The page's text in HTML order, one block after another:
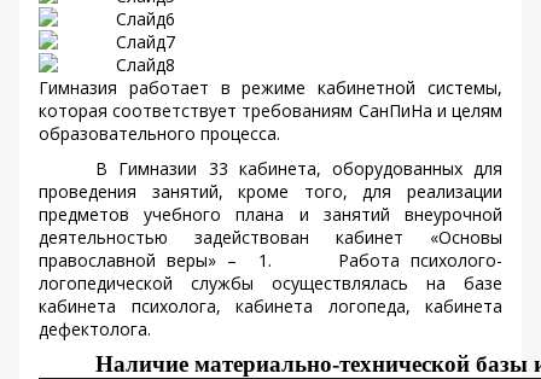
Гимназия работает в режиме кабинетной системы,
которая соответствует требованиям СанПиНа и целям
образовательного процесса.
В Гимназии 33 кабинета, оборудованных для
проведения занятий, кроме того, для реализации
предметов учебного плана и занятий внеурочной
деятельностью задействован кабинет «Основы
православной веры» – 1.
Работа психолого-
логопедической службы осуществлялась на базе
кабинета психолога, кабинета логопеда, кабинета
дефектолога.
Наличие материально-технической базы